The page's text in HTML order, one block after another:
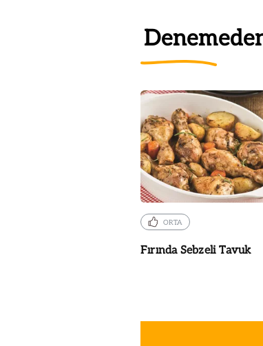
ORTA
Fırında Sebzeli Tavuk